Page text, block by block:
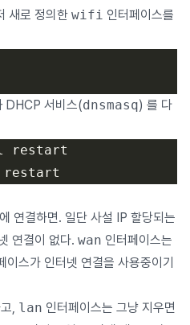
새로 정의한 wifi 인터페이스를
DHCP 서비스(dnsmasq) 를 다
연결하면. 일단 사설 IP 할당되는
연결이 없다. wan 인터페이스는
이스가 인터넷 연결을 사용중이기
, lan 인터페이스는 그냥 지우면